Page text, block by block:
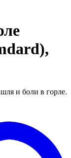
и боли в горле.